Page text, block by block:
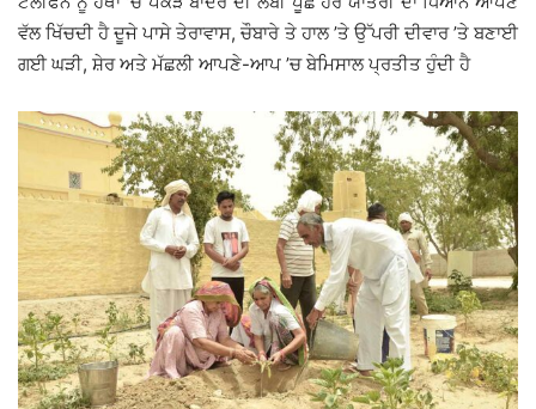
ਵੱਲ ਖਿੱਚਦੀ ਹੈ ਦੂਜੇ ਪਾਸੇ ਤੇਰਾਵਾਸ, ਚੌਬਾਰੇ ਤੇ ਹਾਲ ’ਤੇ ਉੱਪਰੀ ਦੀਵਾਰ ’ਤੇ ਬਣਾਈ
ਗਈ ਘੜੀ, ਸ਼ੇਰ ਅਤੇ ਮੱਛਲੀ ਆਪਣੇ-ਆਪ ’ਚ ਬੇਮਿਸਾਲ ਪ੍ਰਤੀਤ ਹੁੰਦੀ ਹੈ